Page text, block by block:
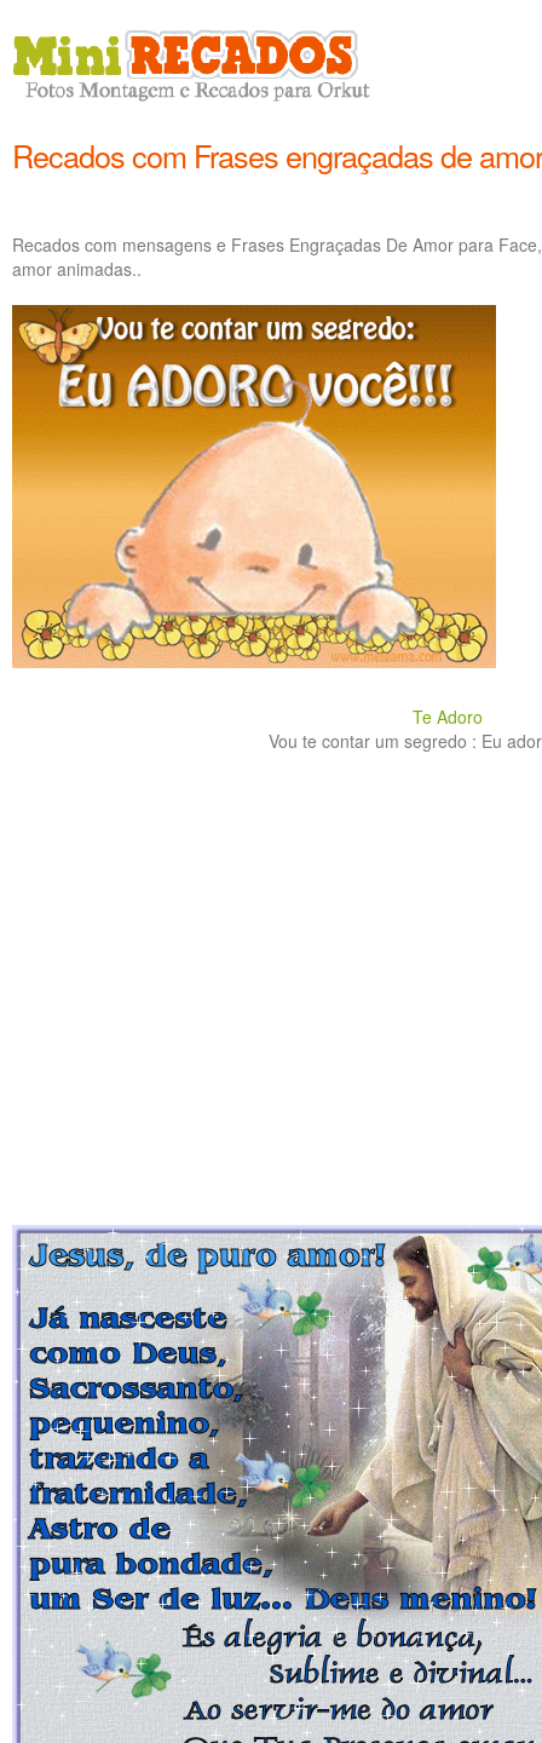
Recados com Frases engraçadas de amor
Recados com mensagens e Frases Engraçadas De Amor para
amor animadas..
Te Adoro
Vou te contar um segredo : Eu